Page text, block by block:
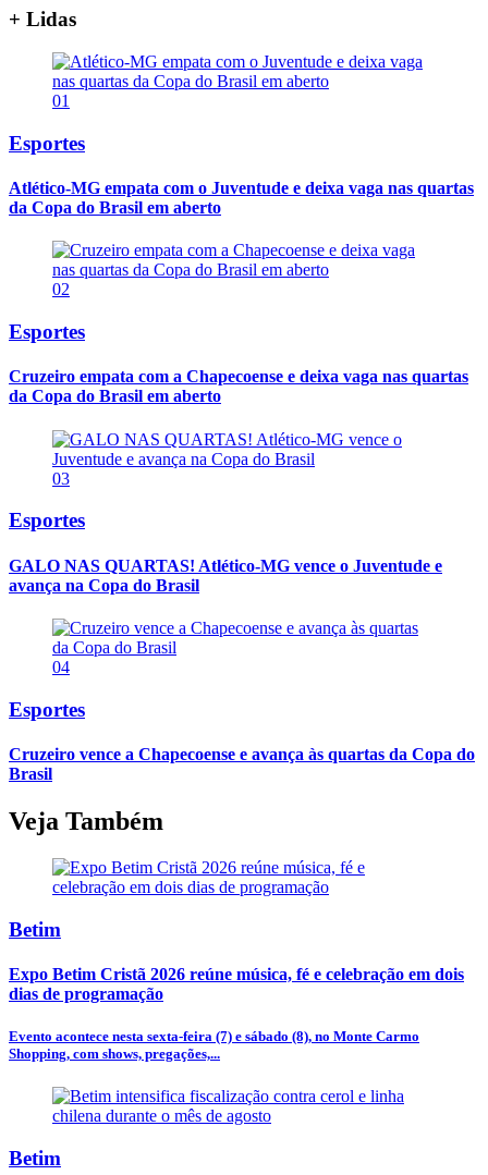
+ Lidas
01
Esportes
Atlético-MG empata com o Juventude e deixa vaga nas quartas
da Copa do Brasil em aberto
02
Esportes
Cruzeiro empata com a Chapecoense e deixa vaga nas quartas
da Copa do Brasil em aberto
03
Esportes
GALO NAS QUARTAS! Atlético-MG vence o Juventude e
avança na Copa do Brasil
04
Esportes
Cruzeiro vence a Chapecoense e avança às quartas da Copa do
Brasil
Veja Também
Betim
Expo Betim Cristã 2026 reúne música, fé e celebração em dois
dias de programação
Evento acontece nesta sexta-feira (7) e sábado (8), no Monte Carmo
Shopping, com shows, pregações,...
Betim